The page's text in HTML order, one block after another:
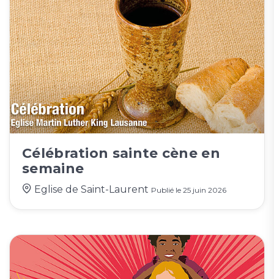
Célébration sainte cène en
semaine
Eglise de Saint-Laurent Publié le 25 juin 2026